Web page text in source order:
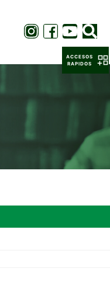
ACCESOS
RAPIDOS